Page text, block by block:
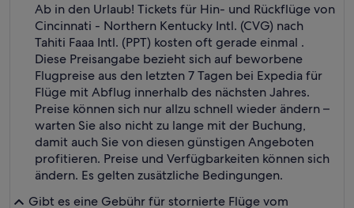
Ab in den Urlaub! Tickets für Hin- und Rückflüge von
Cincinnati - Northern Kentucky Intl. (CVG) nach
Tahiti Faaa Intl. (PPT) kosten oft gerade einmal .
Diese Preisangabe bezieht sich auf beworbene
Flugpreise aus den letzten 7 Tagen bei Expedia für
Flüge mit Abflug innerhalb des nächsten Jahres.
Preise können sich nur allzu schnell wieder ändern –
warten Sie also nicht zu lange mit der Buchung,
damit auch Sie von diesen günstigen Angeboten
profitieren. Preise und Verfügbarkeiten können sich
ändern. Es gelten zusätzliche Bedingungen.
Gibt es eine Gebühr für stornierte Flüge vom